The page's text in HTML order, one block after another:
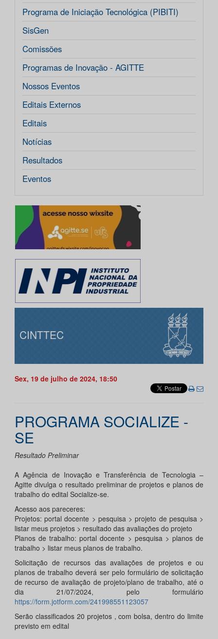
Programa de Iniciação Tecnológica (PIBITI)
SisGen
Comissões
Programas de Inovação - AGITTE
Nossos Eventos
Editais Externos
Editais
Notícias
Resultados
Eventos
CINTTEC
Sex, 19 de julho de 2024, 18:50
PROGRAMA SOCIALIZE -
SE
Resultado Preliminar
A Agência de Inovação e Transferência de Tecnologia –
Agitte divulga o resultado preliminar de projetos e planos de
trabalho do edital Socialize-se.
Acesso aos pareceres:
Projetos: portal docente > pesquisa > projeto de pesquisa >
listar meus projetos > resultado das avaliações do projeto
Planos de trabalho: portal docente > pesquisa > planos de
trabalho > listar meus planos de trabalho.
Solicitação de recursos das avaliações de projetos e ou
planos de trabalho deverá ser pelo formulário de solicitação
de recurso de avaliação de projeto/plano de trabalho, até o
dia 21/07/2024, pelo formulário
https://form.jotform.com/241998551123057
Serão classificados 20 projetos , com bolsa, dentro do limite
previsto em edital